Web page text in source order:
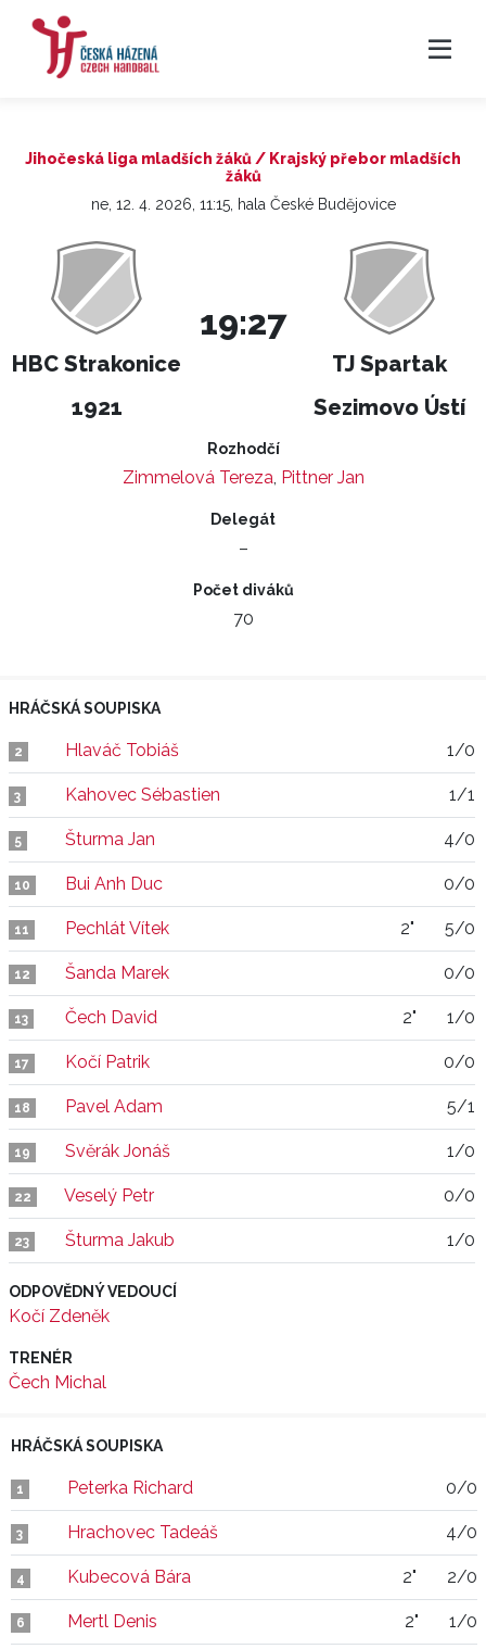
Jihočeská liga mladších žáků / Krajský přebor mladších
žáků
ne, 12. 4. 2026, 11:15, hala České Budějovice
HBC Strakonice
1921
19:27
TJ Spartak
Sezimovo Ústí
Rozhodčí
Zimmelová Tereza, Pittner Jan
Delegát
–
Počet diváků
70
HRÁČSKÁ SOUPISKA
2 Hlaváč Tobiáš 1/0
3 Kahovec Sébastien 1/1
5 Šturma Jan 4/0
10 Bui Anh Duc 0/0
11 Pechlát Vítek 2" 5/0
12 Šanda Marek 0/0
13 Čech David 2" 1/0
17 Kočí Patrik 0/0
18 Pavel Adam 5/1
19 Svěrák Jonáš 1/0
22 Veselý Petr 0/0
23 Šturma Jakub 1/0
ODPOVĚDNÝ VEDOUCÍ
Kočí Zdeněk
TRENÉR
Čech Michal
HRÁČSKÁ SOUPISKA
1 Peterka Richard 0/0
3 Hrachovec Tadeáš 4/0
4 Kubecová Bára 2" 2/0
6 Mertl Denis 2" 1/0